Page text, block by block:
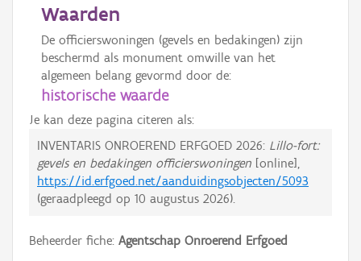
Waarden
De officierswoningen (gevels en bedakingen) zijn
beschermd als monument omwille van het
algemeen belang gevormd door de:
historische waarde
Je kan deze pagina citeren als:
INVENTARIS ONROEREND ERFGOED 2026: Lillo-fort:
gevels en bedakingen officierswoningen [online],
https://id.erfgoed.net/aanduidingsobjecten/5093
(geraadpleegd op 10 augustus 2026).
Beheerder fiche: Agentschap Onroerend Erfgoed